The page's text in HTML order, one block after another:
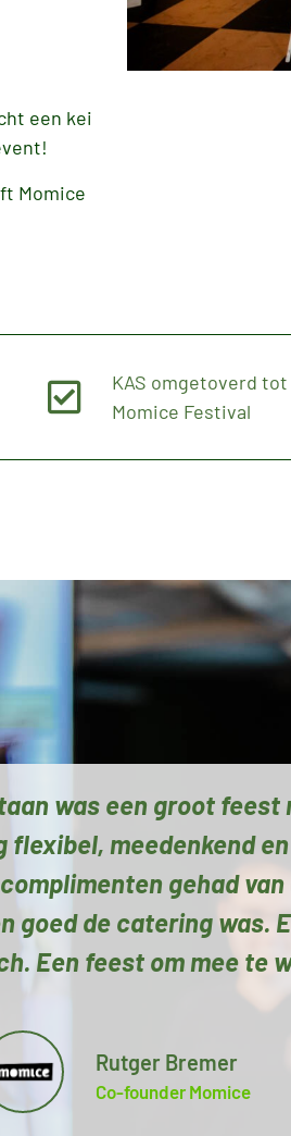
een kei
Momice
KAS omgetoverd tot
Momice Festival
was een groot
flexibel, meedenkend
gehad
goed de catering was.
Een feest om mee te
Rutger Bremer
Co-founder Momice